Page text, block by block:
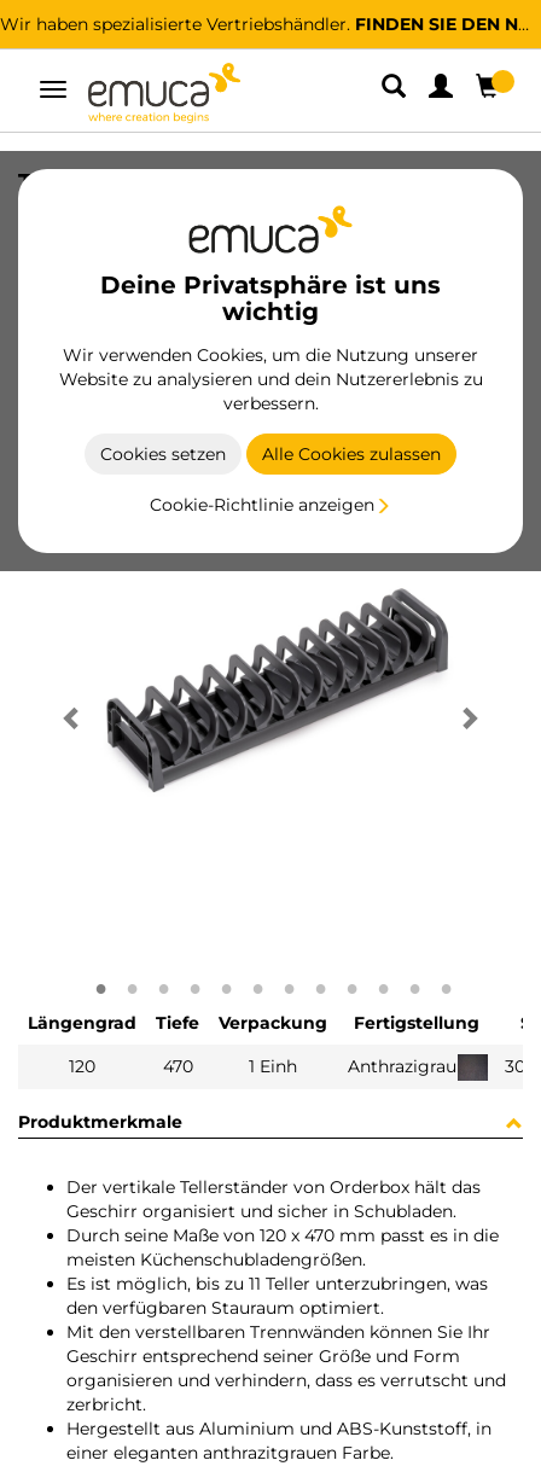
Wir haben spezialisierte Vertriebshändler. FINDEN SIE DEN NÄCHSTGELEGENEN
Umschaltbare
Navigation
Deine Privatsphäre ist uns
wichtig
Wir verwenden Cookies, um die Nutzung unserer
Website zu analysieren und dein Nutzererlebnis zu
verbessern.
Cookies setzen Alle Cookies zulassen
Cookie-Richtlinie anzeigen
Tellereinsatz Orderbox für Schublade,
120x470mm, Aluminium und
Kunststoff, Anthrazitgrau
3069435/EAN 8432393306018
Werden Sie Kunde
Längengrad Tiefe Verpackung Fertigstellung
120
470 1 Einh Anthrazigrau
Produktmerkmale
Der vertikale Tellerständer von Orderbox hält das
Geschirr organisiert und sicher in Schubladen.
Durch seine Maße von 120 x 470 mm passt es in die
meisten Küchenschubladengrößen.
Es ist möglich, bis zu 11 Teller unterzubringen, was
den verfügbaren Stauraum optimiert.
Mit den verstellbaren Trennwänden können Sie Ihr
Geschirr entsprechend seiner Größe und Form
organisieren und verhindern, dass es verrutscht und
zerbricht.
Hergestellt aus Aluminium und ABS-Kunststoff, in
einer eleganten anthrazitgrauen Farbe.